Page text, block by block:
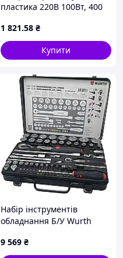
пластика 220В 100Вт, 400
(00000064527)
1 821.58 ₴
Купити
Набір інструментів
обладнання Б/У Wurth
9 569 ₴